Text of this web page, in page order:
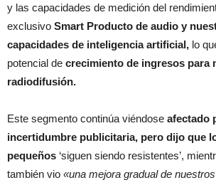
y las capacidades de medición del
exclusivo Smart Producto de audio y
capacidades de inteligencia artificial, lo
potencial de crecimiento de ingresos para
radiodifusión.
Este segmento continúa viéndose afectado
incertidumbre publicitaria, pero dijo que
pequeños ‘siguen siendo resistentes’,
también vio «una mejora gradual de